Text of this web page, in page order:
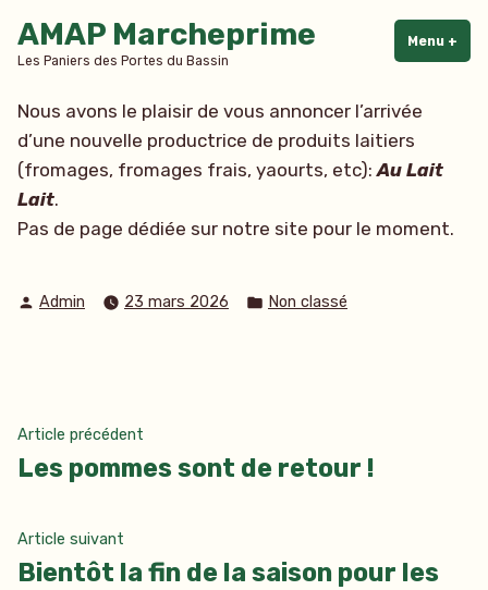
au
contenu
AMAP Marcheprime
Les Paniers des Portes du Bassin
Menu +
Nous avons le plaisir de vous annoncer l’arrivée
d’une nouvelle productrice de produits laitiers
(fromages, fromages frais, yaourts, etc):Au Lait
Lait.
Pas de page dédiée sur notre site pour le moment.
Publié
Admin 23 mars 2026
Publié
Non classé
Navigation
de
l’article
Article précédent
précédent :
Les pommes sont de retour !
Article suivant
suivant
Bientôt la fin de la saison pour les